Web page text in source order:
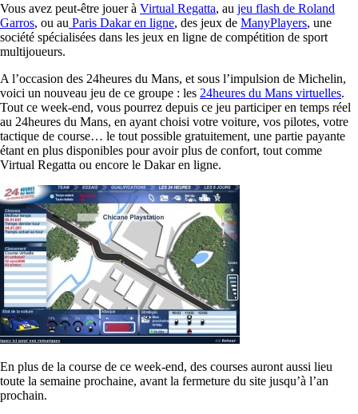
Vous avez peut-être jouer à Virtual Regatta, au jeu flash de Roland
Garros, ou au Paris Dakar en ligne, des jeux de ManyPlayers, une
société spécialisées dans les jeux en ligne de compétition de sport
multijoueurs.
A l’occasion des 24heures du Mans, et sous l’impulsion de Michelin,
voici un nouveau jeu de ce groupe : les 24heures du Mans virtuelles.
Tout ce week-end, vous pourrez depuis ce jeu participer en temps réel
au 24heures du Mans, en ayant choisi votre voiture, vos pilotes, votre
tactique de course… le tout possible gratuitement, une partie payante
étant en plus disponibles pour avoir plus de confort, tout comme
Virtual Regatta ou encore le Dakar en ligne.
En plus de la course de ce week-end, des courses auront aussi lieu
toute la semaine prochaine, avant la fermeture du site jusqu’à l’an
prochain.